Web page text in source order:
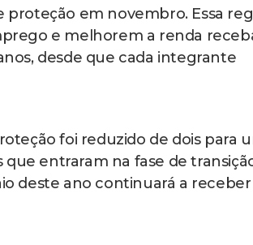
proteção em novembro. Essa
e melhorem a renda
desde que cada integrante
foi reduzido de dois para
entraram na fase de
deste ano continuará a receber